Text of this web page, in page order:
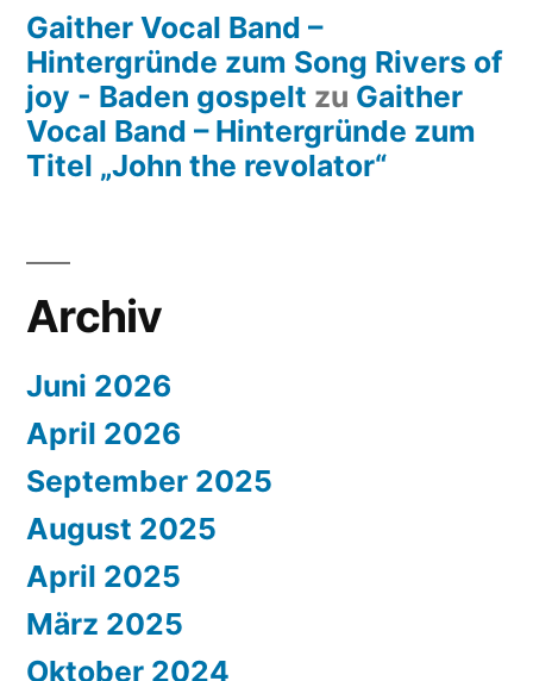
Gaither Vocal Band –
Hintergründe zum Song Rivers of
joy - Baden gospelt zu Gaither
Vocal Band – Hintergründe zum
Titel „John the revolator“
Archiv
Juni 2026
April 2026
September 2025
August 2025
April 2025
März 2025
Oktober 2024